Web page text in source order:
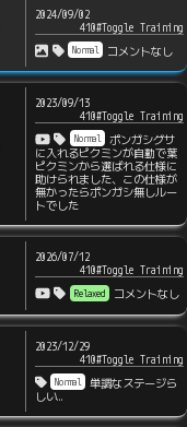
2024/09/02
410#Toggle Training
Normal コメントなし
2023/09/13
410#Toggle Training
Normal
ポンガシグサ
に入れるピクミンが自動で葉
ピクミンから選ばれる仕様に
助けられました、この仕様が
無かったらポンガシ無しルー
トでした
2026/07/12
410#Toggle Training
Relaxed コメントなし
2023/12/29
410#Toggle Training
Normal
単調なステージら
しい…